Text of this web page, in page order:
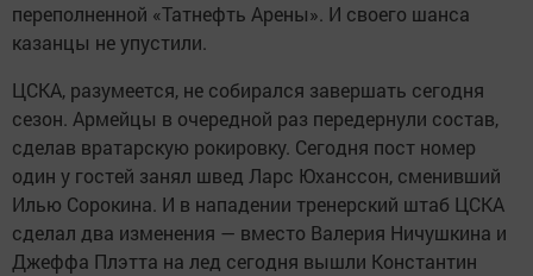
переполненной «Татнефть Арены». И своего шанса
казанцы не упустили.
ЦСКА, разумеется, не собирался завершать сегодня
сезон. Армейцы в очередной раз передернули состав,
сделав вратарскую рокировку. Сегодня пост номер
один у гостей занял швед Ларс Юханссон, сменивший
Илью Сорокина. И в нападении тренерский штаб ЦСКА
сделал два изменения — вместо Валерия Ничушкина и
Джеффа Плэтта на лед сегодня вышли Константин